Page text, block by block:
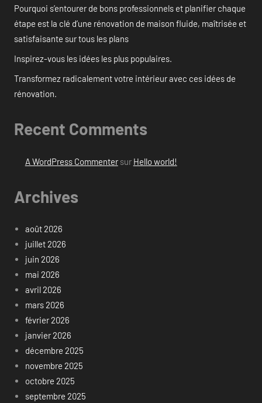
Pourquoi s’entourer de bons professionnels et planifier chaque
étape est la clé d’une rénovation de maison fluide, maîtrisée et
satisfaisante sur tous les plans
Inspirez-vous les idées les plus populaires.
Transformez radicalement votre intérieur avec ces idées de
rénovation.
Recent Comments
A WordPress Commentersur Hello world!
Archives
août 2026
juillet 2026
juin 2026
mai 2026
avril 2026
mars 2026
février 2026
janvier 2026
décembre 2025
novembre 2025
octobre 2025
septembre 2025